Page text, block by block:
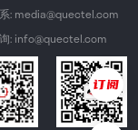
: media@quectel.com
: info@quectel.com